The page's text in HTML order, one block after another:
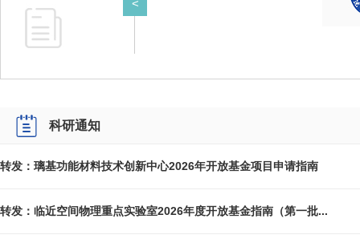
<
科研通知
转发：璃基功能材料技术创新中心2026年开放基金项目申请指南
转发：临近空间物理重点实验室2026年度开放基金指南（第一批...